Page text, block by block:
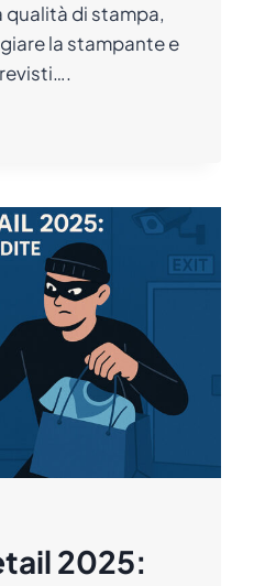
di stampa,
la stampante e
2025: